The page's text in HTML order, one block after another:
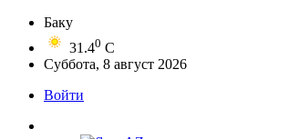
Баку
31.40 C
Суббота, 8 август 2026
Войти